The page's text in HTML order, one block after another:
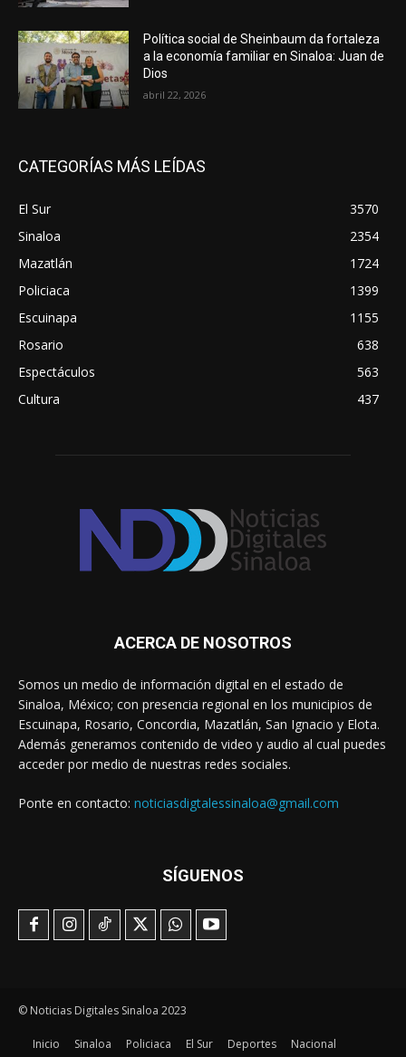
Política social de Sheinbaum da fortaleza
a la economía familiar en Sinaloa: Juan de
Dios
abril 22, 2026
CATEGORÍAS MÁS LEÍDAS
El Sur
3570
Sinaloa
2354
Mazatlán
1724
Policiaca
1399
Escuinapa
1155
Rosario
638
Espectáculos
563
Cultura
437
ACERCA DE NOSOTROS
Somos un medio de información digital en el estado de
Sinaloa, México; con presencia regional en los municipios de
Escuinapa, Rosario, Concordia, Mazatlán, San Ignacio y Elota.
Además generamos contenido de video y audio al cual puedes
acceder por medio de nuestras redes sociales.
Ponte en contacto: noticiasdigtalessinaloa@gmail.com
SÍGUENOS
© Noticias Digitales Sinaloa 2023
Inicio Sinaloa Policiaca El Sur Deportes
Nacional